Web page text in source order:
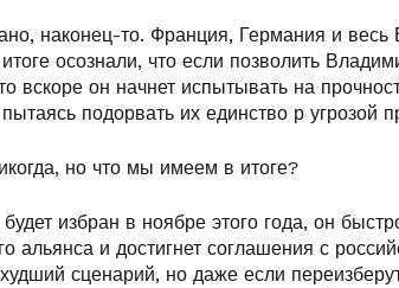
наконец-то. Франция, Германия и весь
осознали, что если позволить
вскоре он начнет испытывать на
подорвать их единство р угрозой
но что мы имеем в итоге?
избран в ноябре этого года, он
альянса и достигнет соглашения с
сценарий, но даже если